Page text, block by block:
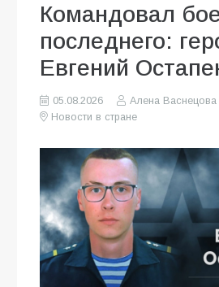
Командовал
последнего:
Евгений
05.08.2026
Алена Васнецова
Новости в стране